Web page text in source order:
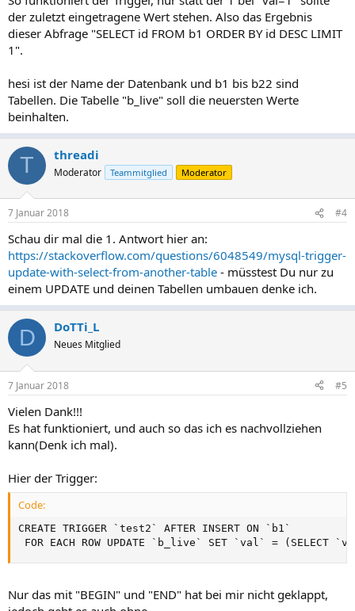
der zuletzt eingetragene Wert stehen. Also das Ergebnis
dieser Abfrage "SELECT id FROM b1 ORDER BY id DESC LIMIT
1".
hesi ist der Name der Datenbank und b1 bis b22 sind
Tabellen. Die Tabelle "b_live" soll die neuersten Werte
beinhalten.
T threadi
Moderator Teammitglied Moderator
7 Januar 2018 #4
Schau dir mal die 1. Antwort hier an:
https://stackoverflow.com/questions/6048549/mysql-trigger-
update-with-select-from-another-table - müsstest Du nur zu
einem UPDATE und deinen Tabellen umbauen denke ich.
D DoTTi_L
Neues Mitglied
7 Januar 2018 #5
Vielen Dank!!!
Es hat funktioniert, und auch so das ich es nachvollziehen
kann(Denk ich mal).
Hier der Trigger:
Code:
CREATE TRIGGER `test2` AFTER INSERT ON `b1`
FOR EACH ROW UPDATE `b_live` SET `val` =
Nur das mit "BEGIN" und "END" hat bei mir nicht geklappt,